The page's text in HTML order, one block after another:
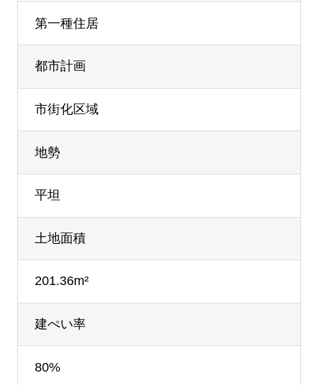
第一種住居
都市計画
市街化区域
地勢
平坦
土地面積
201.36m²
建ぺい率
80%